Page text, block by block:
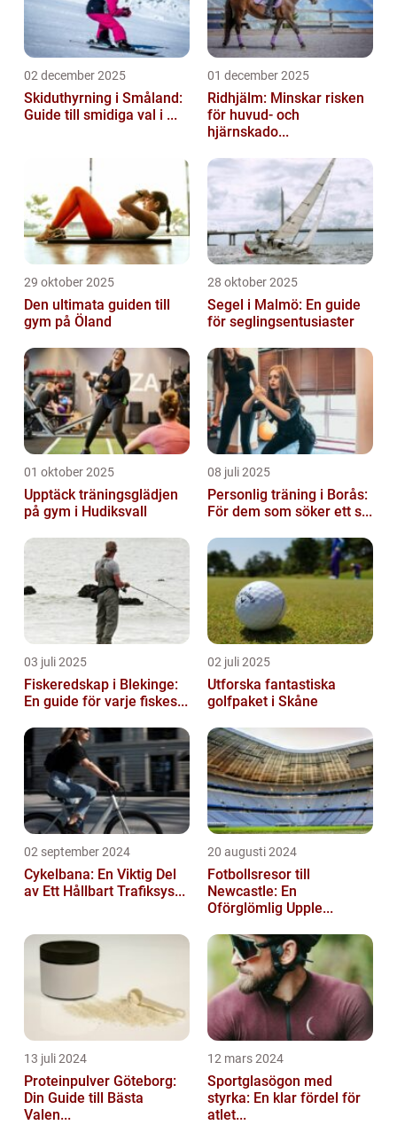
02 december 2025
Skiduthyrning i Småland:
Guide till smidiga val i ...
01 december 2025
Ridhjälm: Minskar risken
för huvud- och
hjärnskado...
29 oktober 2025
Den ultimata guiden till
gym på Öland
28 oktober 2025
Segel i Malmö: En guide
för seglingsentusiaster
01 oktober 2025
Upptäck träningsglädjen
på gym i Hudiksvall
08 juli 2025
Personlig träning i Borås:
För dem som söker ett s...
03 juli 2025
Fiskeredskap i Blekinge:
En guide för varje fiskes...
02 juli 2025
Utforska fantastiska
golfpaket i Skåne
02 september 2024
Cykelbana: En Viktig Del
av Ett Hållbart Trafiksys...
20 augusti 2024
Fotbollsresor till
Newcastle: En
Oförglömlig Upple...
13 juli 2024
Proteinpulver Göteborg:
Din Guide till Bästa
Valen...
12 mars 2024
Sportglasögon med
styrka: En klar fördel för
atlet...